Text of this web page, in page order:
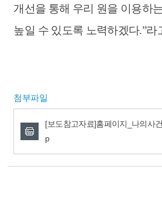
개선을 통해 우리 원을 이용하
높일 수 있도록 노력하겠다.”라
첨부파일
[보도참고자료]홈페이지_나의사
p